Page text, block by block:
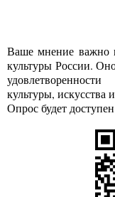
Ваше мнение важно
культуры России.
культуры, искусства
Опрос будет